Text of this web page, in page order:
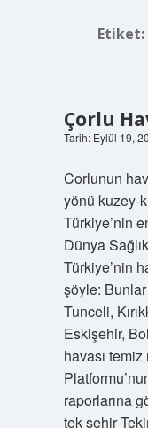
Etiket:
Çorlu
Tarih: Eylül 19,
Corlunun
yönü kuzey-
Türkiye’nin
Dünya
Türkiye’nin
şöyle:
Tunceli,
Eskişehir,
havası
raporlarına
tek şehir